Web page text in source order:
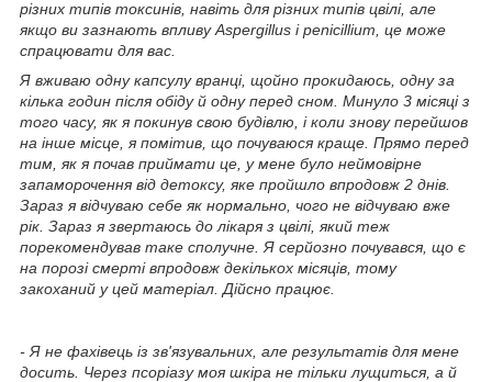
різних типів токсинів, навіть для різних типів цвілі, але
якщо ви зазнають впливу Aspergillus і penicillium, це може
спрацювати для вас.
Я вживаю одну капсулу вранці, щойно прокидаюсь, одну за
кілька годин після обіду й одну перед сном. Минуло 3 місяці з
того часу, як я покинув свою будівлю, і коли знову перейшов
на інше місце, я помітив, що почуваюся краще. Прямо перед
тим, як я почав приймати це, у мене було неймовірне
запаморочення від детоксу, яке пройшло впродовж 2 днів.
Зараз я відчуваю себе як нормально, чого не відчуваю вже
рік. Зараз я звертаюсь до лікаря з цвілі, який теж
порекомендував таке сполучне. Я серйозно почувався, що є
на порозі смерті впродовж декількох місяців, тому
закоханий у цей матеріал. Дійсно працює.
- Я не фахівець із зв'язувальних, але результатів для мене
досить. Через псоріазу моя шкіра не тільки лущиться, а й